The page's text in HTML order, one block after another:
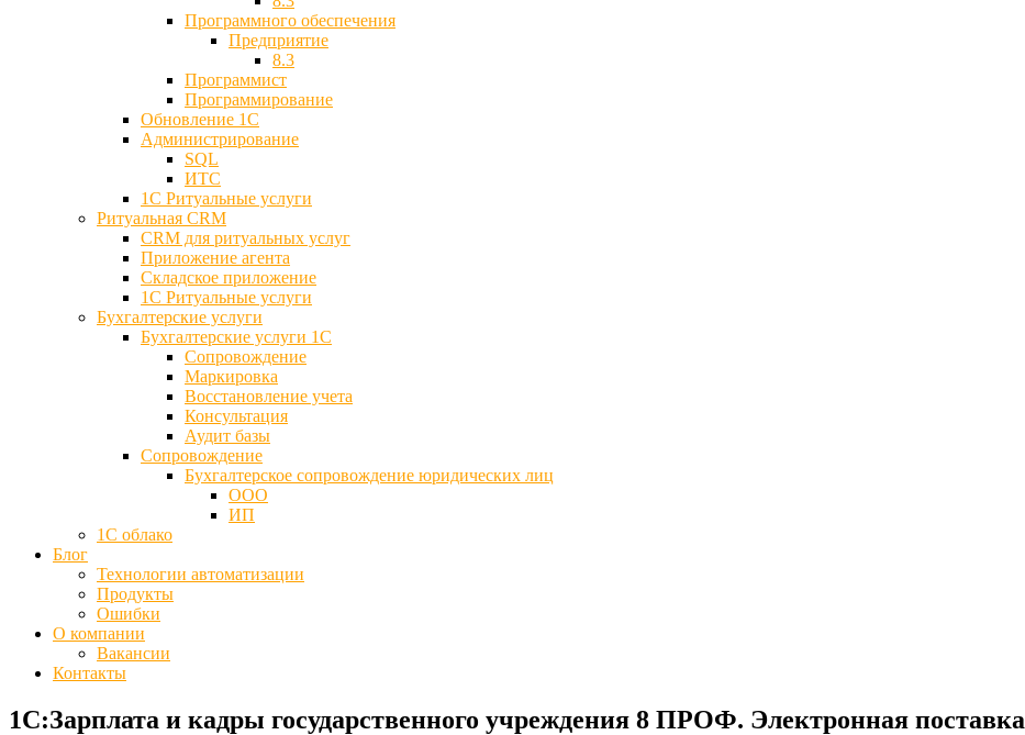
Программного обеспечения
Предприятие
8.3
Программист
Программирование
Обновление 1С
Администрирование
SQL
ИТС
1С Ритуальные услуги
Ритуальная CRM
CRM для ритуальных услуг
Приложение агента
Складское приложение
1С Ритуальные услуги
Бухгалтерские услуги
Бухгалтерские услуги 1С
Сопровождение
Маркировка
Восстановление учета
Консультация
Аудит базы
Cопровождение
Бухгалтерское сопровождение юридических лиц
ООО
ИП
1С облако
Блог
Технологии автоматизации
Продукты
Ошибки
О компании
Вакансии
Контакты
1С:Зарплата и кадры государственного учреждения 8 ПРОФ. Электронная поставка